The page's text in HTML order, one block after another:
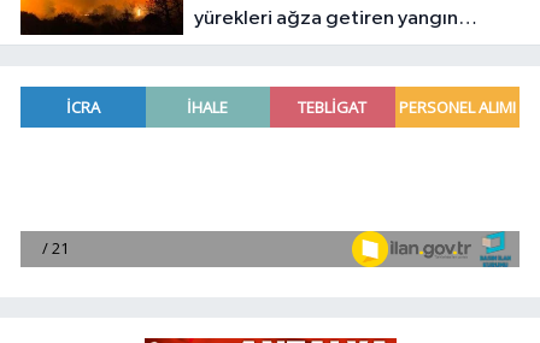
yürekleri ağza getiren yangın
söndürüldü